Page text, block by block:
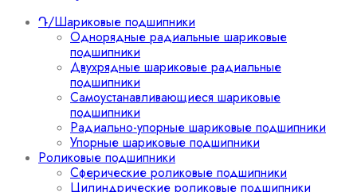
Դ/Шариковые подшипники
Однорядные радиальные шариковые
подшипники
Двухрядные шариковые радиальные
подшипники
Самоустанавливающиеся шариковые
подшипники
Радиально-упорные шариковые подшипники
Упорные шариковые подшипники
Роликовые подшипники
Сферические роликовые подшипники
Цилиндрические роликовые подшипники